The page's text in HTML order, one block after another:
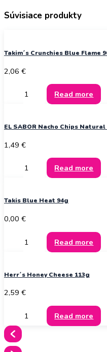
Súvisiace produkty
Takim´s Crunchies Blue Flame
2,06 €
Read more
EL SABOR Nacho Chips Natural
1,49 €
Read more
Takis Blue Heat 94g
0,00 €
Read more
Herr´s Honey Cheese 113g
2,59 €
Read more